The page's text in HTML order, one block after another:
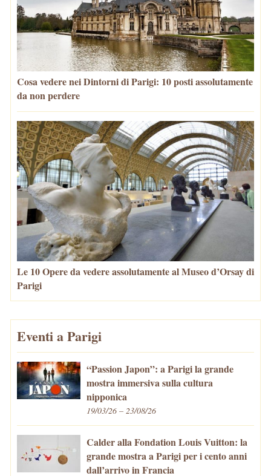
Cosa vedere nei Dintorni di Parigi: 10 posti assolutamente
da non perdere
Le 10 Opere da vedere assolutamente al Museo d’Orsay di
Parigi
Eventi a Parigi
“Passion Japon”: a Parigi la grande
mostra immersiva sulla cultura
nipponica
19/03/26 – 23/08/26
Calder alla Fondation Louis Vuitton: la
grande mostra a Parigi per i cento anni
dall’arrivo in Francia